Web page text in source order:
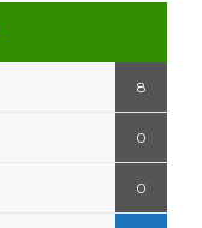
8
0
0